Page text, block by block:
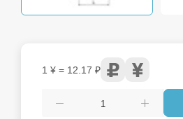
1 ¥ = 12.17 ₽